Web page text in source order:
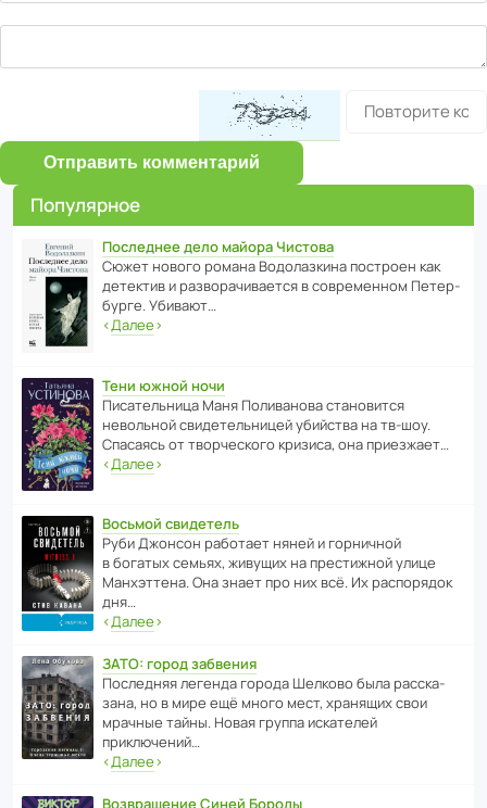
Отправить комментарий
Популярное
Последнее дело майора Чистова
Сюжет нового романа Водо­ла­з­кина пост­роен как
дете­ктив и разво­ра­чи­ва­ется в совре­менном Пете­р­
бурге. Убивают…
‹Далее›
Тени южной ночи
Писа­тель­ница Маня Поли­ва­нова стано­вится
невольной свиде­тель­ницей убийства на тв-шоу.
Спасаясь от твор­че­с­кого кризиса, она приезжает…
‹Далее›
Восьмой свидетель
Руби Джонсон рабо­тает няней и горни­чной
в богатых семьях, живущих на прес­ти­жной улице
Манх­эт­тена. Она знает про них всё. Их распо­рядок
дня…
‹Далее›
ЗАТО: город забвения
После­дняя легенда города Шелково была расска­
зана, но в мире ещё много мест, хранящих свои
мрачные тайны. Новая группа иска­телей
приключений…
‹Далее›